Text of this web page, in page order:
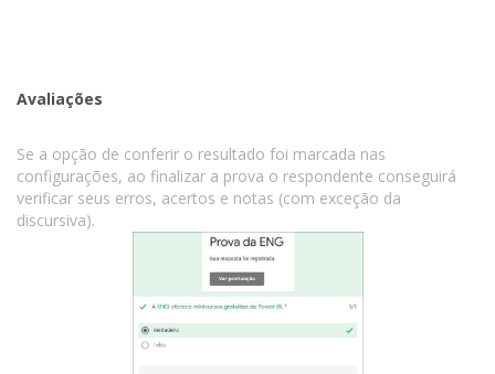
Avaliações
Se a opção de conferir o resultado foi marcada nas
configurações, ao finalizar a prova o respondente conseguirá
verificar seus erros, acertos e notas (com exceção da
discursiva).